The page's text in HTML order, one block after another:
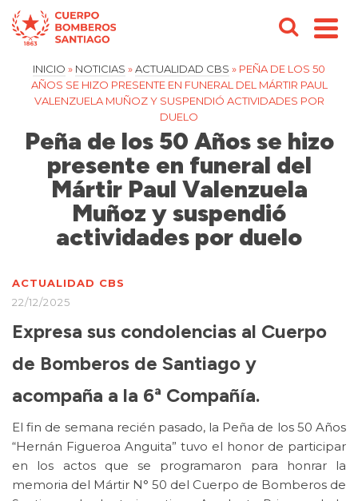
INICIO » NOTICIAS »ACTUALIDAD CBS » PEÑA DE LOS 50
AÑOS SE HIZO PRESENTE EN FUNERAL DEL MÁRTIR PAUL
VALENZUELA MUÑOZ Y SUSPENDIÓ ACTIVIDADES POR
DUELO
Peña de los 50 Años se hizo
presente en funeral del
Mártir Paul Valenzuela
Muñoz y suspendió
actividades por duelo
ACTUALIDAD CBS
22/12/2025
Expresa sus condolencias al Cuerpo
de Bomberos de Santiago y
acompaña a la 6ª Compañía.
El fin de semana recién pasado, la Peña de los 50 Años
“Hernán Figueroa Anguita” tuvo el honor de participar
en los actos que se programaron para honrar la
memoria del Mártir N° 50 del Cuerpo de Bomberos de